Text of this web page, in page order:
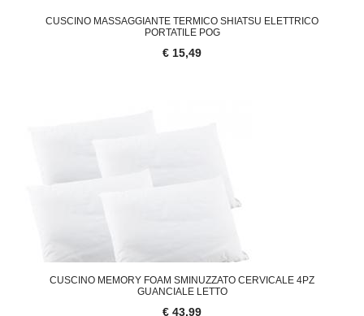
CUSCINO MASSAGGIANTE TERMICO SHIATSU ELETTRICO
PORTATILE POG
€ 15,49
CUSCINO MEMORY FOAM SMINUZZATO CERVICALE 4PZ
GUANCIALE LETTO
€ 43,99